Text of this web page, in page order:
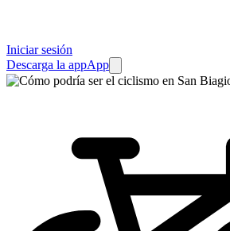
Iniciar sesión
Descarga la appApp